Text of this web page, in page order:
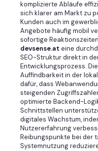
komplizierte Abläufe
sich klarer am Markt zu
Kunden auch im
Angebote häufig mobil
sofortige
devsense.at eine
SEO-Struktur direkt in
Entwicklungsprozess.
Auffindbarkeit in der
dafür, dass
steigenden
optimierte Backend-
Schnittstellen
digitales Wachstum,
Nutzererfahrung
Reibungspunkte bei der
Systemnutzung